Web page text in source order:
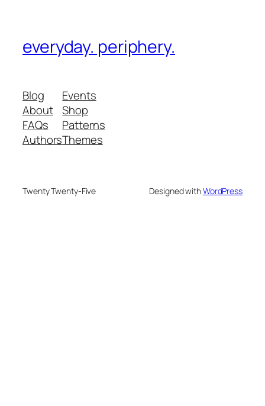
everyday. periphery.
Blog
About
FAQs
Authors
Events
Shop
Patterns
Themes
Twenty Twenty-Five Designed withWordPress